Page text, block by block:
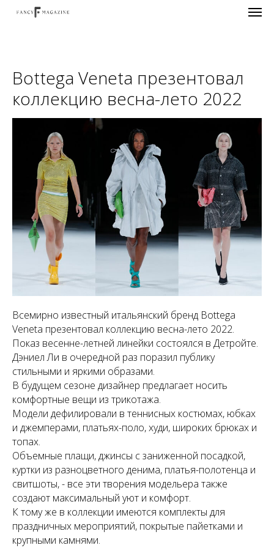
Bottega Veneta презентовал
коллекцию весна-лето 2022
Всемирно известный итальянский бренд Bottega
Veneta презентовал коллекцию весна-лето 2022.
Показ весенне-летней линейки состоялся в Детройте.
Дэниел Ли в очередной раз поразил публику
стильными и яркими образами.
В будущем сезоне дизайнер предлагает носить
комфортные вещи из трикотажа.
Модели дефилировали в теннисных костюмах, юбках
и джемперами, платьях-поло, худи, широких брюках и
топах.
Объемные плащи, джинсы с заниженной посадкой,
куртки из разноцветного денима, платья-полотенца и
свитшоты, - все эти творения модельера также
создают максимальный уют и комфорт.
К тому же в коллекции имеются комплекты для
праздничных мероприятий, покрытые пайетками и
крупными камнями.